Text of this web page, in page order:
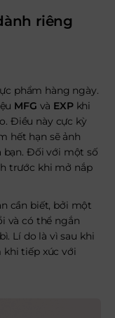
riêng
phẩm hàng ngày.
MFG và EXPkhi
Điều này cực kỳ
hết hạn sẽ ảnh
bạn. Đối với một số
trước khi mở nắp
cần biết, bởi một
và có thể ngắn
Lí do là vì sau khi
khi tiếp xúc với